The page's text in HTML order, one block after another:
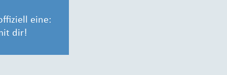
eine:
dir!